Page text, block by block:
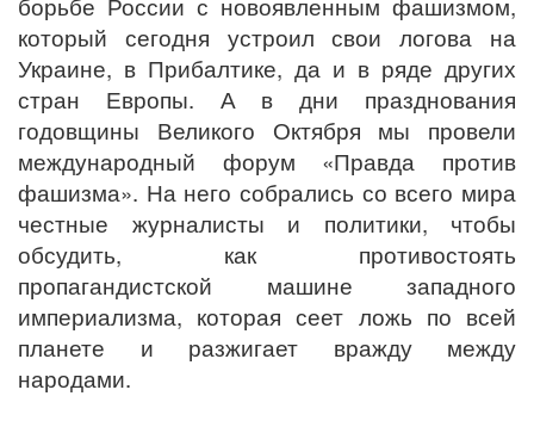
который сегодня устроил свои логова на
Украине, в Прибалтике, да и в ряде других
стран Европы. А в дни празднования
годовщины Великого Октября мы провели
международный форум «Правда против
фашизма». На него собрались со всего мира
честные журналисты и политики, чтобы
обсудить, как противостоять
пропагандистской машине западного
империализма, которая сеет ложь по всей
планете и разжигает вражду между
народами.